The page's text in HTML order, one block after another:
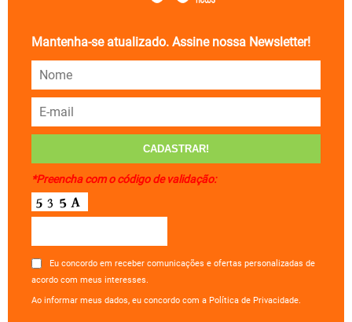
Mantenha-se atualizado. Assine nossa Newsletter!
*Preencha com o código de validação:
Eu concordo em receber comunicações e ofertas personalizadas de
acordo com meus interesses.
Ao informar meus dados, eu concordo com a Política de Privacidade.